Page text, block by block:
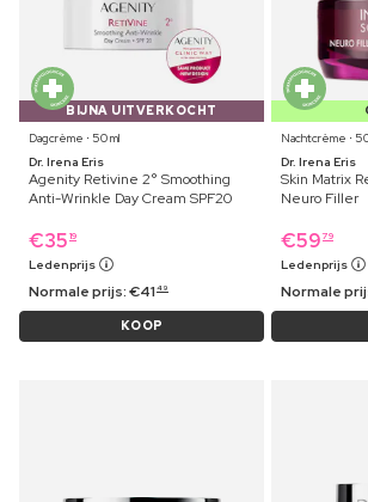
BIJNA UITVERKOCHT
Dagcrème ⋅ 50 ml
Dr. Irena Eris
Agenity Retivine 2° Smoothing
Anti-Wrinkle Day Cream SPF20
€35 19
Ledenprijs
Normale prijs:€41 49
KOOP
Nachtcrème ⋅
Dr. Irena Eris
Skin Matrix
Neuro Filler
€59 79
Ledenprijs
Normale